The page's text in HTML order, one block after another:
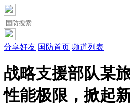
分享好友 国防首页 频道列表
战略支援部队某
性能极限，掀起